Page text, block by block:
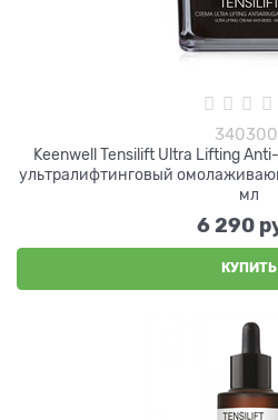
Keenwell Tensilift Ultra Lifting
ультралифтинговый
мл
6 290
КУПИТЬ